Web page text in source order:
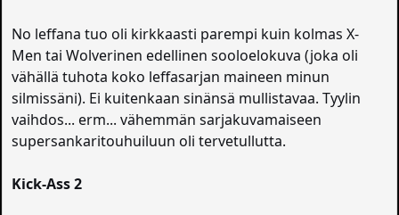
No leffana tuo oli kirkkaasti parempi kuin kolmas X-
Men tai Wolverinen edellinen sooloelokuva (joka oli
vähällä tuhota koko leffasarjan maineen minun
silmissäni). Ei kuitenkaan sinänsä mullistavaa. Tyylin
vaihdos... erm... vähemmän sarjakuvamaiseen
supersankaritouhuiluun oli tervetullutta.
Kick-Ass 2